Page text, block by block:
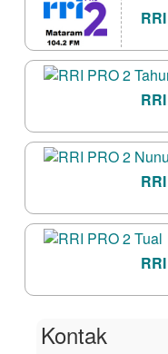
Kontak